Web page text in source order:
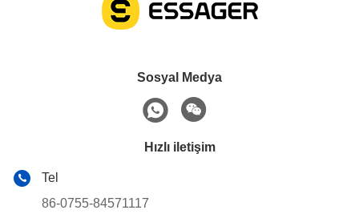
Sosyal Medya
Hızlı iletişim
Tel
86-0755-84571117